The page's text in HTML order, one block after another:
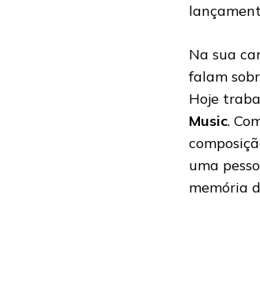
Na sua
falam
Hoje
Music.
uma
memória